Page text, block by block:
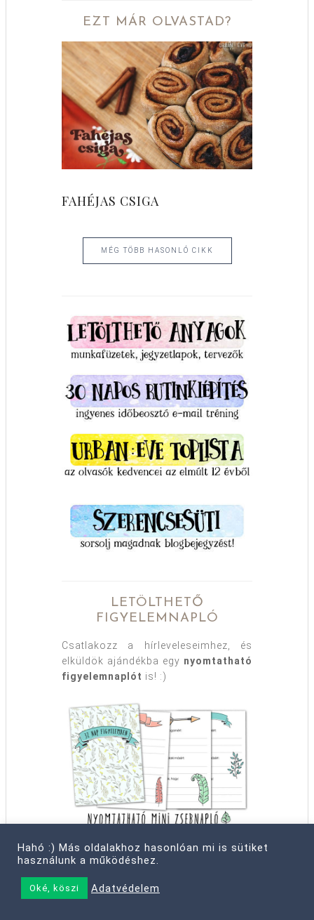
EZT MÁR OLVASTAD?
FAHÉJAS CSIGA
MÉG TÖBB HASONLÓ CIKK
LETÖLTHETŐ
FIGYELEMNAPLÓ
Csatlakozz a hírleveleseimhez, és
elküldök ajándékba egy nyomtatható
figyelemnaplót is! :)
TÖLTSD LE A NAPLÓT!
Hahó :) Más oldalakhoz hasonlóan mi is sütiket
használunk a működéshez.
Oké, köszi Adatvédelem